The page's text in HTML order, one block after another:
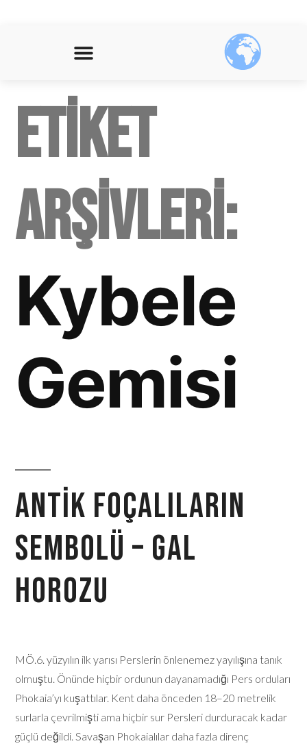
Etiket
arşivleri:
Kybele
Gemisi
Antik Foçalıların
Sembolü – Gal
Horozu
MÖ.6. yüzyılın ilk yarısı Perslerin önlenemez yayılışına tanık
olmuştu. Önünde hiçbir ordunun dayanamadığı Pers orduları
Phokaia’yı kuşattılar. Kent daha önceden 18–20 metrelik
surlarla çevrilmişti ama hiçbir sur Persleri durduracak kadar
güçlü değildi. Savaşan Phokaialılar daha fazla direnç